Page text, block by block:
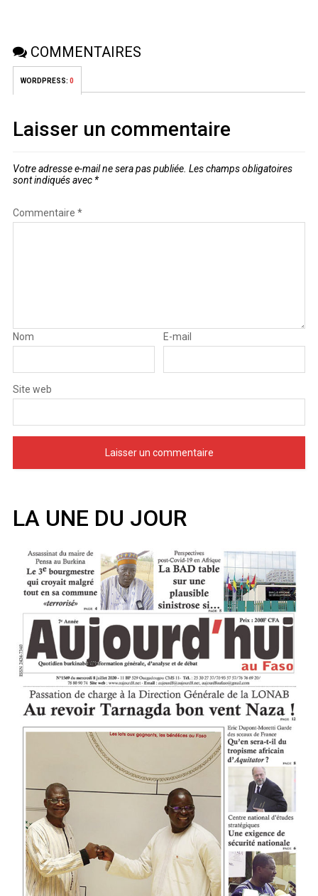
COMMENTAIRES
WORDPRESS: 0
Laisser un commentaire
Votre adresse e-mail ne sera pas publiée. Les champs obligatoires
sont indiqués avec *
Commentaire *
Nom E-mail
Site web
LA UNE DU JOUR